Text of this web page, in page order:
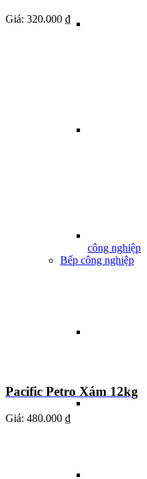
công nghiệp
Bếp công nghiệp
Giá: 320.000 ₫
Pacific Petro Xám 12kg
Giá: 480.000 ₫